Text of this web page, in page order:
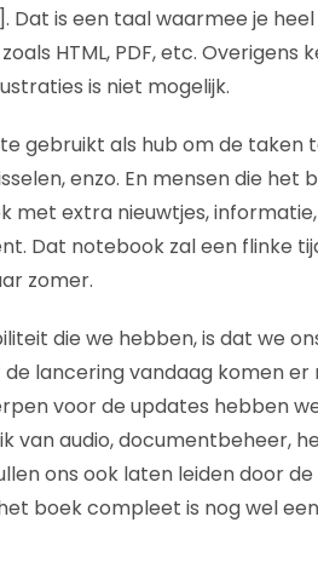
is een taal waarmee je
HTML, PDF, etc.
is niet mogelijk.
gebruikt als hub om de
enzo. En mensen die
met extra nieuwtjes,
Dat notebook zal een flinke
zomer.
die we hebben, is dat we
lancering vandaag komen
voor de updates hebben
van audio, documentbeheer,
ons ook laten leiden door
boek compleet is nog wel